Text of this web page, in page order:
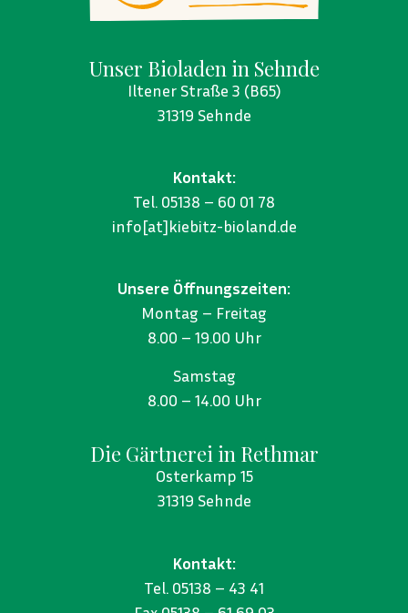
Unser Bioladen in Sehnde
Iltener Straße 3 (B65)
31319 Sehnde
Kontakt:
Tel. 05138 – 60 01 78
info[at]kiebitz-bioland.de
Unsere Öffnungszeiten:
Montag – Freitag
8.00 – 19.00 Uhr
Samstag
8.00 – 14.00 Uhr
Die Gärtnerei in Rethmar
Osterkamp 15
31319 Sehnde
Kontakt:
Tel. 05138 – 43 41